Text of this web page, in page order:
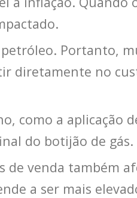
Portanto,
diretamente no
como a aplicação
do botijão de gás.
venda também
a ser mais